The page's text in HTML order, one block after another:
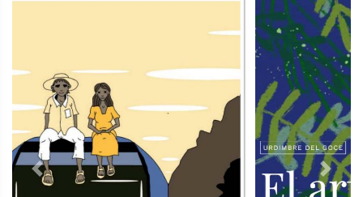
Previous Next